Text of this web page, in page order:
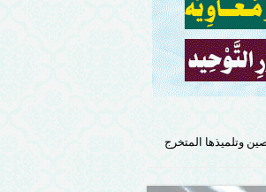
وتلميذها المتخرج